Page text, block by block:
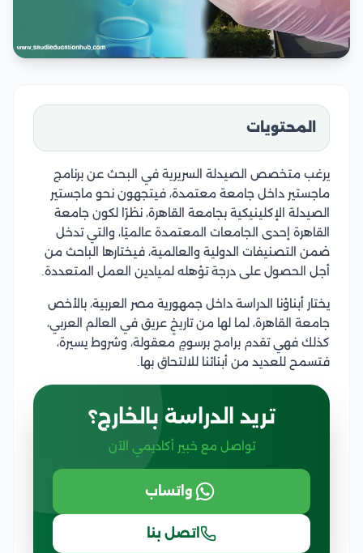
المحتويات
يرغب متخصص الصيدلة السريرية في البحث عن برنامج
ماجستير داخل جامعة معتمدة، فيتجهون نحو ماجستير
الصيدلة الإكلينيكية بجامعة القاهرة، نظرًا لكون جامعة
القاهرة إحدى الجامعات المعتمدة عالميًا، والتي تدخل
ضمن التصنيفات الدولية والعالمية، فيختارها الباحث من
أجل الحصول على درجة تؤهله لميادين العمل المتعددة.
يختار أبناؤنا الدراسة داخل جمهورية مصر العربية، بالأخص
جامعة القاهرة، لما لها من تاريخٍ عريق في العالم العربي،
كذلك فهي تقدم برامج برسومٍ معقولة، وشروط يسيرة،
فتسمح للعديد من أبنائنا للالتحاق بها.
تريد الدراسة بالخارج؟
تواصل مع خبير أكاديمي الآن
واتساب
اتصل بنا